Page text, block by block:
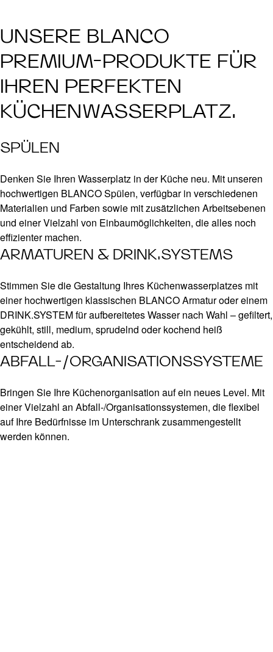
UNSERE BLANCO
PREMIUM-PRODUKTE FÜR
IHREN PERFEKTEN
KÜCHENWASSERPLATZ.
SPÜLEN
Denken Sie Ihren Wasserplatz in der Küche neu. Mit unseren
hochwertigen BLANCO Spülen, verfügbar in verschiedenen
Materialien und Farben sowie mit zusätzlichen Arbeitsebenen
und einer Vielzahl von Einbaumöglichkeiten, die alles noch
effizienter machen.
ARMATUREN & DRINK.SYSTEMS
Stimmen Sie die Gestaltung Ihres Küchenwasserplatzes mit
einer hochwertigen klassischen BLANCO Armatur oder einem
DRINK.SYSTEM für aufbereitetes Wasser nach Wahl – gefiltert,
gekühlt, still, medium, sprudelnd oder kochend heiß
entscheidend ab.
ABFALL-/ORGANISATIONSSYSTEME
Bringen Sie Ihre Küchenorganisation auf ein neues Level. Mit
einer Vielzahl an Abfall-/Organisationssystemen, die flexibel
auf Ihre Bedürfnisse im Unterschrank zusammengestellt
werden können.